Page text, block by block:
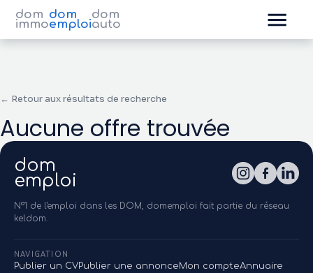
dom
immo
dom
emploi
dom
auto
← Retour aux résultats de recherche
Aucune offre trouvée
dom
emploi
N°1 de l'emploi dans les DOM, domemploi fait partie du réseau
keldom.
NAVIGATION
Publier un CVPublier une annonceMon compteAnnuaire